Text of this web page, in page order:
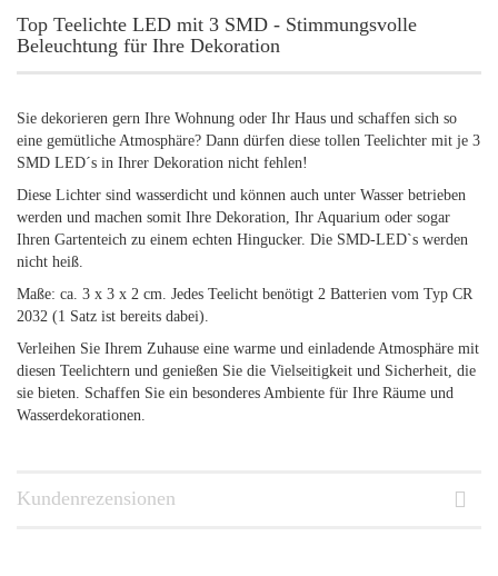
Top Teelichte LED mit 3 SMD - Stimmungsvolle
Beleuchtung für Ihre Dekoration
Sie dekorieren gern Ihre Wohnung oder Ihr Haus und schaffen sich so
eine gemütliche Atmosphäre? Dann dürfen diese tollen Teelichter mit je 3
SMD LED´s in Ihrer Dekoration nicht fehlen!
Diese Lichter sind wasserdicht und können auch unter Wasser betrieben
werden und machen somit Ihre Dekoration, Ihr Aquarium oder sogar
Ihren Gartenteich zu einem echten Hingucker. Die SMD-LED`s werden
nicht heiß.
Maße: ca. 3 x 3 x 2 cm. Jedes Teelicht benötigt 2 Batterien vom Typ CR
2032 (1 Satz ist bereits dabei).
Verleihen Sie Ihrem Zuhause eine warme und einladende Atmosphäre mit
diesen Teelichtern und genießen Sie die Vielseitigkeit und Sicherheit, die
sie bieten. Schaffen Sie ein besonderes Ambiente für Ihre Räume und
Wasserdekorationen.
Kundenrezensionen